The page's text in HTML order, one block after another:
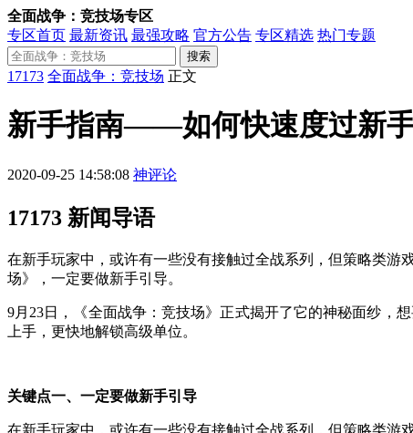
全面战争：竞技场专区
专区首页 最新资讯 最强攻略 官方公告 专区精选 热门专题
搜索
17173 全面战争：竞技场 正文
新手指南——如何快速度过新
2020-09-25 14:58:08 神评论
17173 新闻导语
在新手玩家中，或许有一些没有接触过全战系列，但策略类
场》，一定要做新手引导。
9月23日，《全面战争：竞技场》正式揭开了它的神秘面纱，
上手，更快地解锁高级单位。
关键点一、一定要做新手引导
在新手玩家中，或许有一些没有接触过全战系列，但策略类